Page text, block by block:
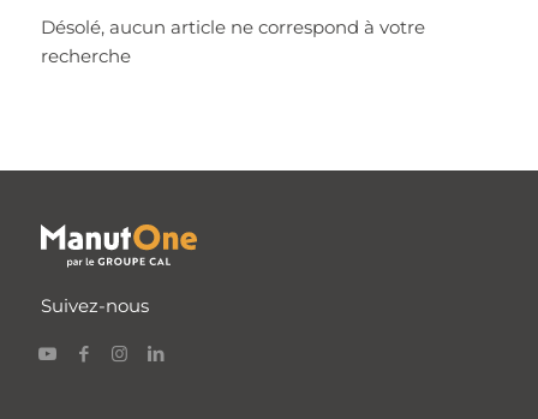
Désolé, aucun article ne correspond à votre
recherche
Suivez-nous